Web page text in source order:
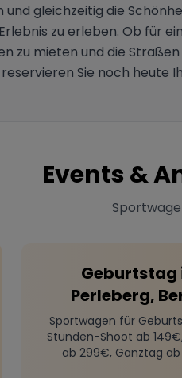
und gleichzeitig die
zu erleben. Ob für
zu mieten und die
reservieren Sie noch
Events &
Geburtstag
Perleberg,
Sportwagen für
Stunden-Shoot ab
ab 299€, Ganztag